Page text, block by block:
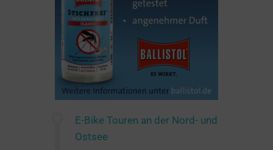
E-Bike Touren an der Nord- und
Ostsee